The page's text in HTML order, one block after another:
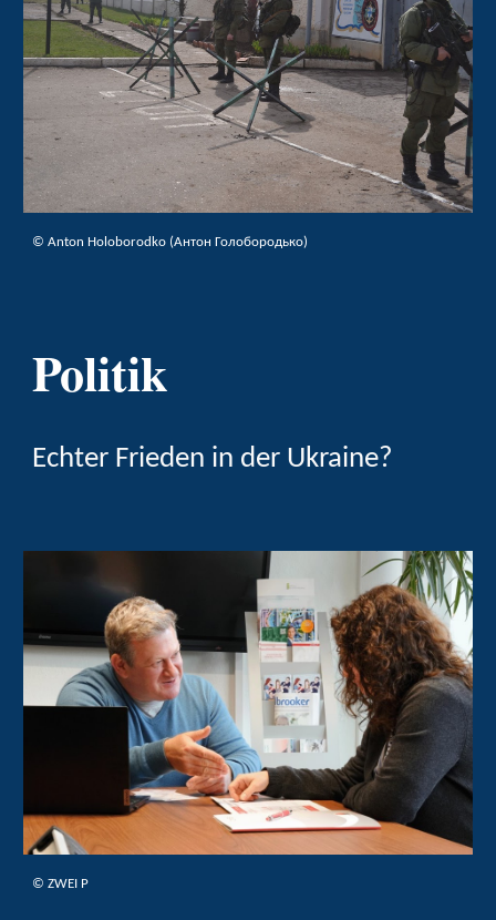
© Anton Holoborodko (Антон Голобородько)
Politik
Echter Frieden in der Ukraine?
© ZWEI P